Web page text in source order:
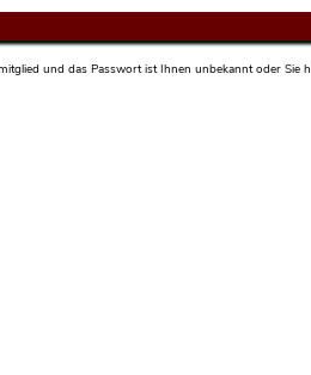
und das Passwort ist Ihnen unbekannt oder Sie